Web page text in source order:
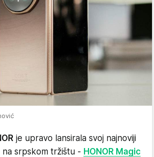
je upravo lansirala svoj najnoviji
na srpskom tržištu - HONOR Magic